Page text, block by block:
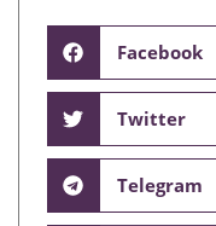
Facebook
Twitter
Telegram